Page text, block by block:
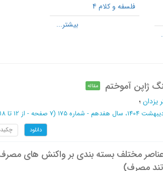
فلسفه و کلام 4
ژاپن آموختم مقاله
یزدان؛
1404، سال هفدهم - شماره 175 (‎7 صفحه - از 12 تا 18
دانلود
مختلف بسته بندی بر واکنش های
مصرف)